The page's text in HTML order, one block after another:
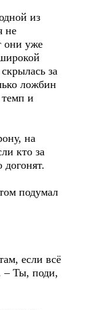
из
не
они уже
за
ложбин
и
на
кто за
подумал
если всё
– Ты, поди,